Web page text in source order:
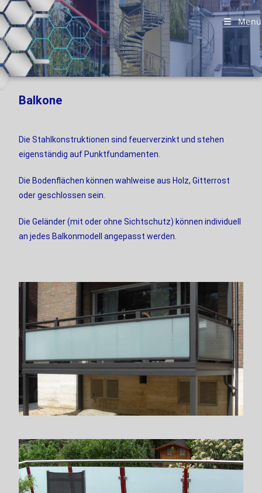
Menü
Balkone
Die Stahlkonstruktionen sind feuerverzinkt und stehen
eigenständig auf Punktfundamenten.
Die Bodenflächen können wahlweise aus Holz, Gitterrost
oder geschlossen sein.
Die Geländer (mit oder ohne Sichtschutz) können individuell
an jedes Balkonmodell angepasst werden.